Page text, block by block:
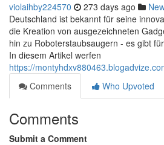
violaihby224570 273 days ago
Deutschland ist bekannt für seine
die Kreation von ausgezeichneten
hin zu Roboterstaubsaugern - es gibt
In diesem Artikel werfen
https://
Comments
Who Upvoted
Comments
Submit a Comment